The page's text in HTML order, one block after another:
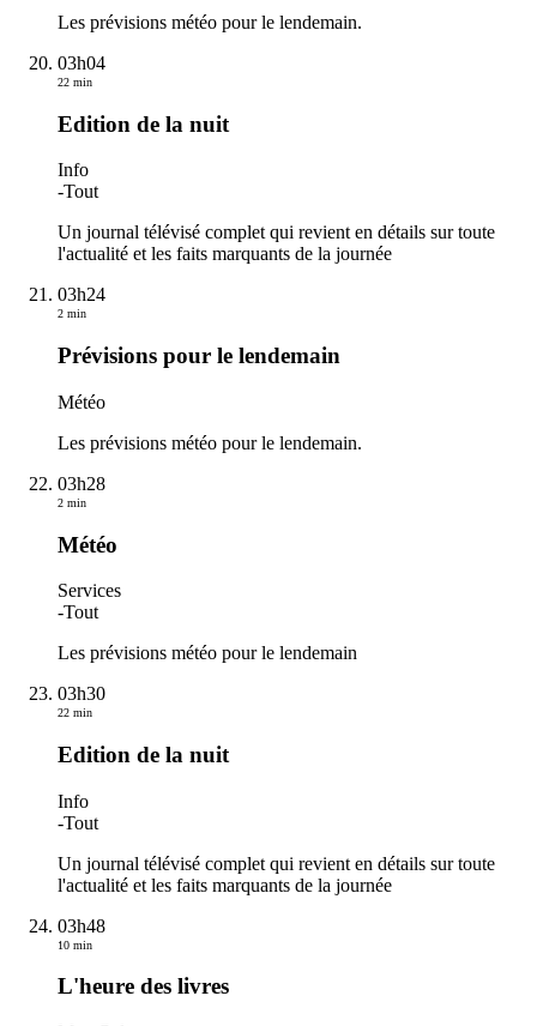
Les prévisions météo pour le lendemain.
03h04
22 min
Edition de la nuit
Info
-Tout
Un journal télévisé complet qui revient en détails sur toute
l'actualité et les faits marquants de la journée
03h24
2 min
Prévisions pour le lendemain
Météo
Les prévisions météo pour le lendemain.
03h28
2 min
Météo
Services
-Tout
Les prévisions météo pour le lendemain
03h30
22 min
Edition de la nuit
Info
-Tout
Un journal télévisé complet qui revient en détails sur toute
l'actualité et les faits marquants de la journée
03h48
10 min
L'heure des livres